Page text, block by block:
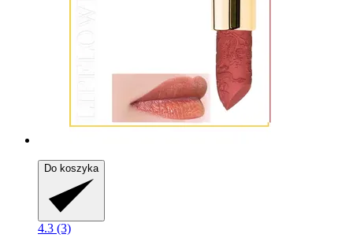
Do koszyka
4.3 (3)